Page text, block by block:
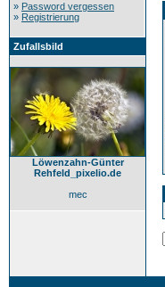
» Password vergessen
» Registrierung
Zufallsbild
Löwenzahn-Günter
Rehfeld_pixelio.de
mec